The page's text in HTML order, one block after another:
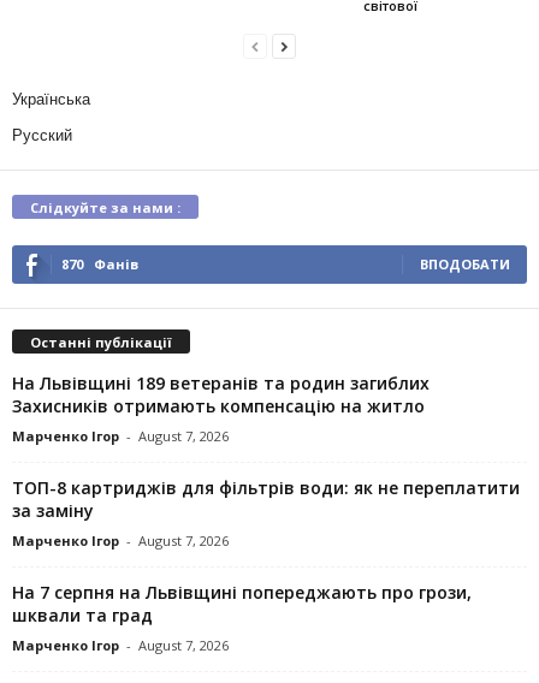
світової
Українська
Русский
Слідкуйте за нами :
870 Фанів ВПОДОБАТИ
Останні публікації
На Львівщині 189 ветеранів та родин загиблих
Захисників отримають компенсацію на житло
Марченко Ігор - August 7, 2026
ТОП-8 картриджів для фільтрів води: як не переплатити
за заміну
Марченко Ігор - August 7, 2026
На 7 серпня на Львівщині попереджають про грози,
шквали та град
Марченко Ігор - August 7, 2026